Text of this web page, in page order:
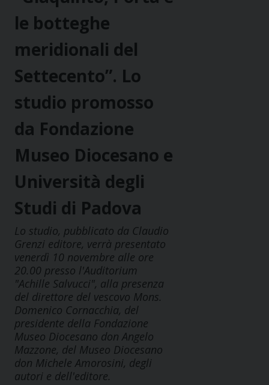
le botteghe
meridionali del
Settecento”. Lo
studio promosso
da Fondazione
Museo Diocesano e
Università degli
Studi di Padova
Lo studio, pubblicato da Claudio
Grenzi editore, verrà presentato
venerdì 10 novembre alle ore
20.00 presso l'Auditorium
"Achille Salvucci", alla presenza
del direttore del vescovo Mons.
Domenico Cornacchia, del
presidente della Fondazione
Museo Diocesano don Angelo
Mazzone, del Museo Diocesano
don Michele Amorosini, degli
autori e dell'editore.